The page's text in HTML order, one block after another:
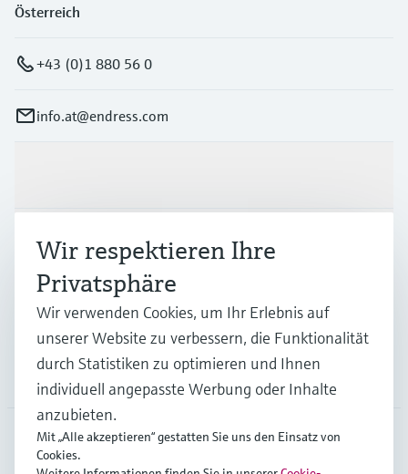
Österreich
+43 (0)1 880 56 0
info.at@endress.com
Branchen
Support
Unternehmen
AUT • Deutsch
Wir respektieren Ihre
Privatsphäre
Wir verwenden Cookies, um Ihr Erlebnis auf
unserer Website zu verbessern, die Funktionalität
durch Statistiken zu optimieren und Ihnen
individuell angepasste Werbung oder Inhalte
anzubieten.
Mit „Alle akzeptieren“ gestatten Sie uns den Einsatz von
Cookies.